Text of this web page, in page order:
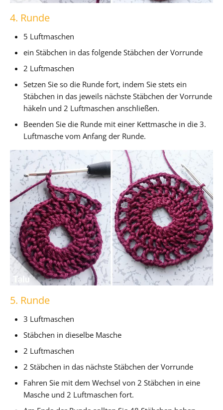
4. Runde
5 Luftmaschen
ein Stäbchen in das folgende Stäbchen der Vorrunde
2 Luftmaschen
Setzen Sie so die Runde fort, indem Sie stets ein
Stäbchen in das jeweils nächste Stäbchen der Vorrunde
häkeln und 2 Luftmaschen anschließen.
Beenden Sie die Runde mit einer Kettmasche in die 3.
Luftmasche vom Anfang der Runde.
5. Runde
3 Luftmaschen
Stäbchen in dieselbe Masche
2 Luftmaschen
2 Stäbchen in das nächste Stäbchen der Vorrunde
Fahren Sie mit dem Wechsel von 2 Stäbchen in eine
Masche und 2 Luftmaschen fort.